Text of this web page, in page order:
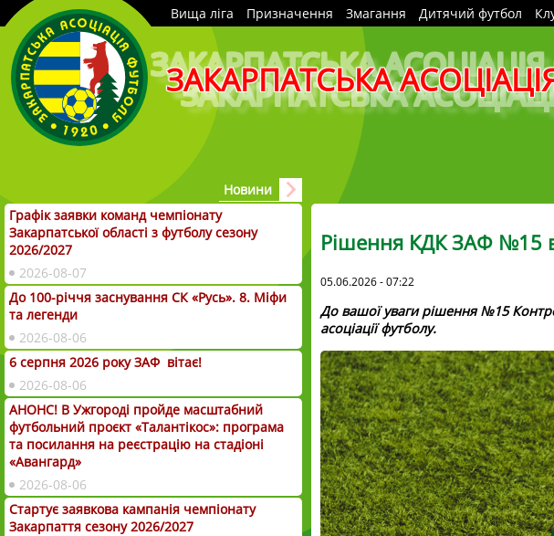
Вища ліга Призначення Змагання Дитячий футбол
ЗАКАРПАТСЬКА
Рішення КДК ЗАФ №15
05.06.2026 - 07:22
До вашої уваги рішення №15
асоціації футболу.
Новини
Графік заявки команд чемпіонату
Закарпатської області з футболу сезону
2026/2027
2026-08-07
До 100-річчя заснування СК «Русь». 8. Міфи
та легенди
2026-08-06
6 серпня 2026 року ЗАФ вітає!
2026-08-06
АНОНС! В Ужгороді пройде масштабний
футбольний проєкт «Талантікос»: програма
та посилання на реєстрацію на стадіоні
«Авангард»
2026-08-06
Стартує заявкова кампанія чемпіонату
Закарпаття сезону 2026/2027